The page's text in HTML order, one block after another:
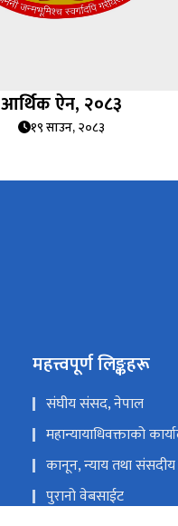
आर्थिक ऐन, २०८३
१९ साउन, २०८३
महत्त्वपूर्ण लिङ्कहरू
संघीय संसद, नेपाल
महान्यायाधिवक्ताको
कानून, न्याय तथा संसदीय
पुरानो वेबसाईट